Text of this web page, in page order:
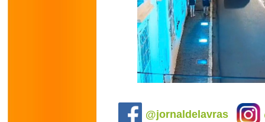
@jornaldelavras